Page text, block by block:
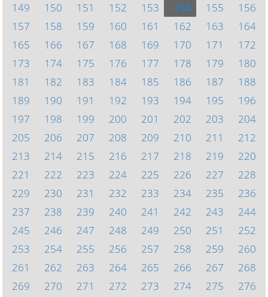
149
150 151 152 153 154 155
156
157
158 159 160 161 162 163
164
165
166 167 168 169 170 171
172
173
174 175 176 177 178 179
180
181
182 183 184 185 186 187
188
189
190 191 192 193 194 195
196
197
198 199 200 201 202 203
204
205
206 207 208 209 210 211
212
213
214 215 216 217 218 219
220
221
222 223 224 225 226 227
228
229
230 231 232 233 234 235
236
237
238 239 240 241 242 243
244
245
246 247 248 249 250 251
252
253
254 255 256 257 258 259
260
261
262 263 264 265 266 267
268
269
270 271 272 273 274 275
276